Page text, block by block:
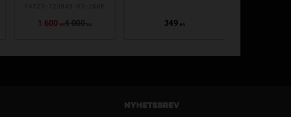
1 600 KR4 000 KR 349 KR
Nyhetsbrev